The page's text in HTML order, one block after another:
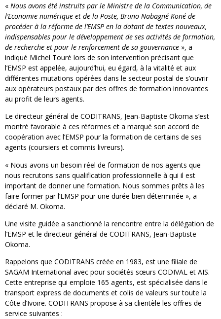
« Nous avons été instruits par le Ministre de la Communication, de
l’Economie numérique et de la Poste, Bruno Nabagné Koné de
procéder à la réforme de l’EMSP en la dotant de textes nouveaux,
indispensables pour le développement de ses activités de formation,
de recherche et pour le renforcement de sa gouvernance », a
indiqué Michel Touré lors de son intervention précisant que
l’EMSP est appelée, aujourd’hui, eu égard, à la vitalité et aux
différentes mutations opérées dans le secteur postal de s’ouvrir
aux opérateurs postaux par des offres de formation innovantes
au profit de leurs agents.
Le directeur général de CODITRANS, Jean-Baptiste Okoma s’est
montré favorable à ces réformes et a marqué son accord de
coopération avec l’EMSP pour la formation de certains de ses
agents (coursiers et commis livreurs).
« Nous avons un besoin réel de formation de nos agents que
nous recrutons sans qualification professionnelle à qui il est
important de donner une formation. Nous sommes prêts à les
faire former par l’EMSP pour une durée bien déterminée », a
déclaré M. Okoma.
Une visite guidée a sanctionné la rencontre entre la délégation de
l’EMSP et le directeur général de CODITRANS, Jean-Baptiste
Okoma.
Rappelons que CODITRANS créée en 1983, est une filiale de
SAGAM International avec pour sociétés sœurs CODIVAL et AIS.
Cette entreprise qui emploie 165 agents, est spécialisée dans le
transport express de documents et colis de valeurs sur toute la
Côte d’Ivoire. CODITRANS propose à sa clientèle les offres de
service suivantes :